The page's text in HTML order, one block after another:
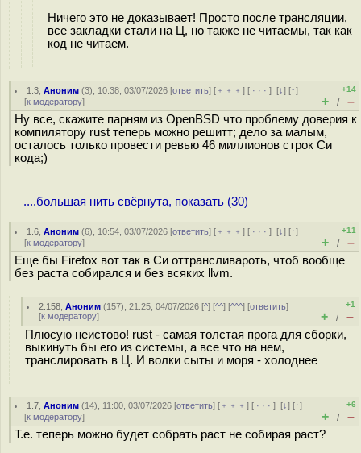
Ничего это не доказывает! Просто после трансляции,
все закладки стали на Ц, но также не читаемы, так как
код не читаем.
1.3 ,Аноним (3), 10:38, 03/07/2026 [ответить] [ ﹢﹢﹢] [ · · ·][↓] [↑]
[к модератору]
+14
+ / –
Ну все, скажите парням из OpenBSD что проблему доверия к
компилятору rust теперь можно решитт; дело за малым,
осталось только провести ревью 46 миллионов строк Си
кода;)
....большая нить свёрнута, показать (30)
1.6 ,Аноним (6), 10:54, 03/07/2026 [ответить] [ ﹢﹢﹢] [ · · ·][↓] [↑]
[к модератору]
+11
+ / –
Еще бы Firefox вот так в Си оттрансливароть, чтоб вообще
без раста собирался и без всяких llvm.
2.158 ,Аноним (157), 21:25, 04/07/2026 [^] [^^] [^^^] [ответить]
[к модератору]
+1
+ / –
Плюсую неистово! rust - самая толстая прога для сборки,
выкинуть бы его из системы, а все что на нем,
транслировать в Ц. И волки сыты и моря - холоднее
1.7 ,Аноним (14), 11:00, 03/07/2026 [ответить] [ ﹢﹢﹢] [ · · ·][↓] [↑]
[к модератору]
+6
+ / –
Т.е. теперь можно будет собрать раст не собирая раст?